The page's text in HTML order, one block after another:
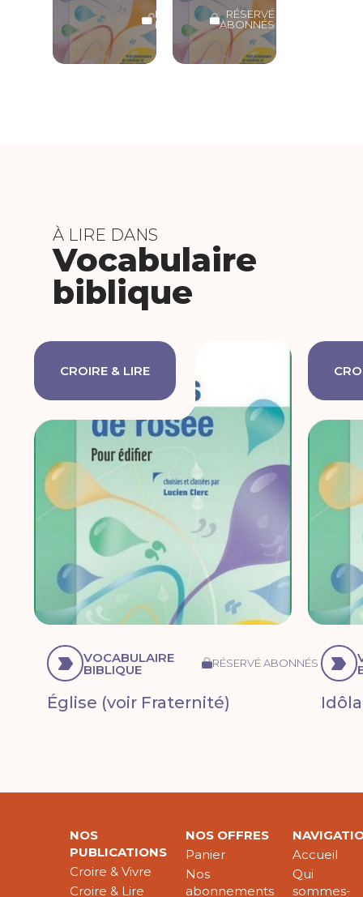
LECTURE
LIBRE
RÉSERVÉ
ABONNÉS
À LIRE DANS
Vocabulaire
biblique
CROIRE & LIRE
VOCABULAIRE
BIBLIQUE RÉSERVÉ ABONNÉS
Église (voir Fraternité)
NOS
PUBLICATIONS
Croire & Vivre
Croire & Lire
NOS OFFRES
Panier
Nos
abonnements
Accueil
Qui
sommes-